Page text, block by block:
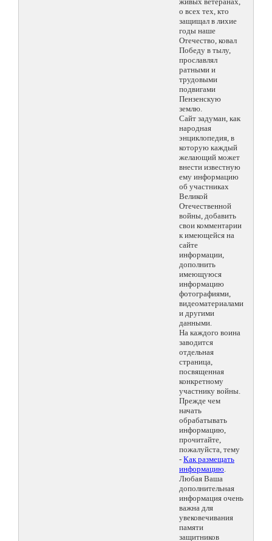
о всех тех, кто
защищал в лихие
годы наше
Отечество, ковал
Победу в тылу,
прославлял
ратными и
трудовыми
подвигами
Пензенскую
землю.
Сайт задуман, как
народная
энциклопедия, в
которую каждый
желающий может
внести известную
ему информацию
об участниках
Великой
Отечественной
войны, добавить
свои комментарии
к имеющейся на
сайте
информации,
дополнить
имеющуюся
информацию
фотографиями,
видеоматериалами
и другими
данными.
На каждого воина
заводится
отдельная
страница,
посвященная
конкретному
участнику войны.
Прежде чем
начать
обрабатывать
информацию,
прочитайте,
пожалуйста, тему
- Как размещать
информацию.
Любая Ваша
дополнительная
информация очень
важна для
увековечивания
памяти
защитников